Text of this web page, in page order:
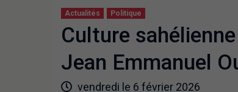
Actualités Politique
Culture
Jean Emmanuel
vendredi le 6 février 2026